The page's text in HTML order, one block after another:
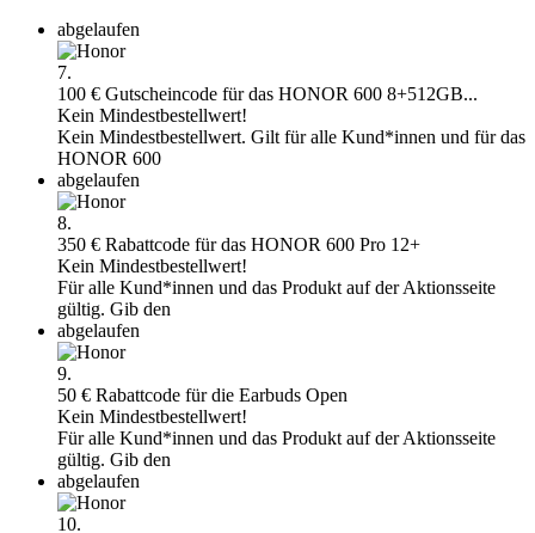
abgelaufen
7.
100 € Gutscheincode für das HONOR 600 8+512GB...
Kein Mindestbestellwert!
Kein Mindestbestellwert. Gilt für alle Kund*innen und für das
HONOR 600
abgelaufen
8.
350 € Rabattcode für das HONOR 600 Pro 12+
Kein Mindestbestellwert!
Für alle Kund*innen und das Produkt auf der Aktionsseite
gültig. Gib den
abgelaufen
9.
50 € Rabattcode für die Earbuds Open
Kein Mindestbestellwert!
Für alle Kund*innen und das Produkt auf der Aktionsseite
gültig. Gib den
abgelaufen
10.